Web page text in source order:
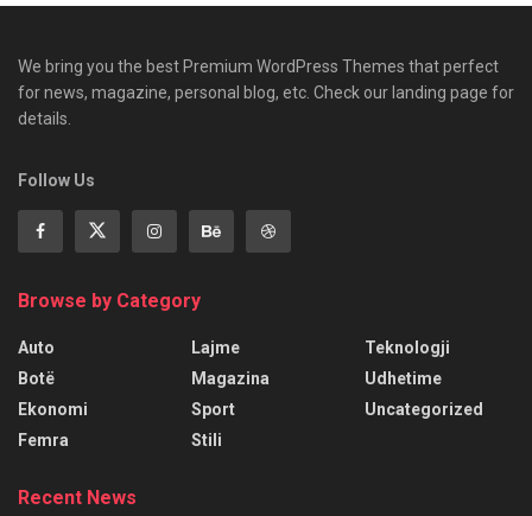
We bring you the best Premium WordPress Themes that perfect
for news, magazine, personal blog, etc. Check our landing page for
details.
Follow Us
Browse by Category
Auto
Botë
Ekonomi
Femra
Lajme
Magazina
Sport
Stili
Teknologji
Udhetime
Uncategorized
Recent News